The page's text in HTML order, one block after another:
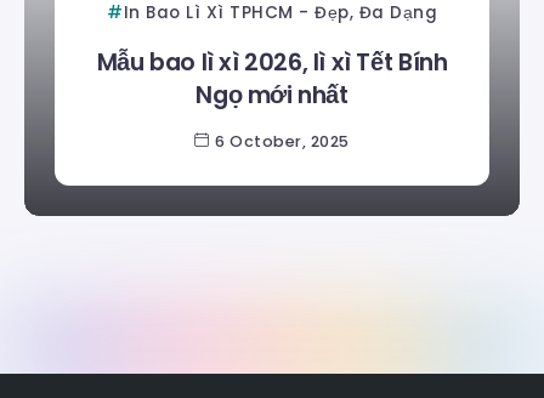
In Bao Lì Xì TPHCM - Đẹp, Đa Dạng
Mẫu bao lì xì 2026, lì xì Tết Bính
Ngọ mới nhất
6 October, 2025